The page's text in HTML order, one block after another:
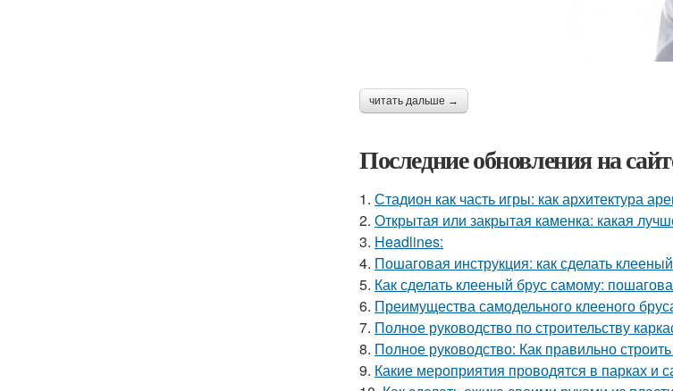
читать дальше →
Последние обновления на
1. Стадион как часть игры: как архитектура
2. Открытая или закрытая каменка: какая
3. Headlines:
4. Пошаговая инструкция: как сделать
5. Как сделать клееный брус самому:
6. Преимущества самодельного клееного
7. Полное руководство по строительству
8. Полное руководство: Как правильно
9. Какие мероприятия проводятся в парках и